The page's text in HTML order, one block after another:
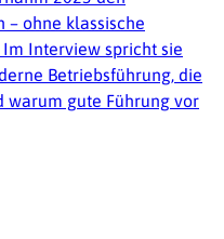
ohne klassische
Interview spricht sie
Betriebsführung, die
warum gute Führung vor